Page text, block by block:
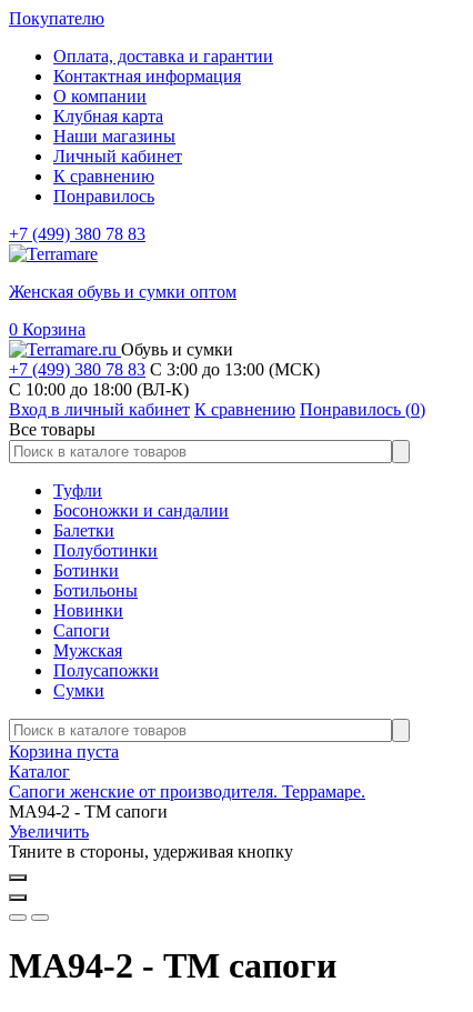
Покупателю
Оплата, доставка и гарантии
Контактная информация
О компании
Клубная карта
Наши магазины
Личный кабинет
К сравнению
Понравилось
+7 (499) 380 78 83
Женская обувь и сумки оптом
0 Корзина
Обувь и сумки
+7 (499) 380 78 83 С 3:00 до 13:00 (МСК)
C 10:00 до 18:00 (ВЛ-К)
Вход в личный кабинет К сравнению Понравилось (0)
Все товары
Туфли
Босоножки и сандалии
Балетки
Полуботинки
Ботинки
Ботильоны
Новинки
Сапоги
Мужская
Полусапожки
Сумки
Корзина пуста
Каталог
Сапоги женские от производителя. Террамаре.
МА94-2 - ТМ сапоги
Увеличить
Тяните в стороны, удерживая кнопку
МА94-2 - ТМ сапоги